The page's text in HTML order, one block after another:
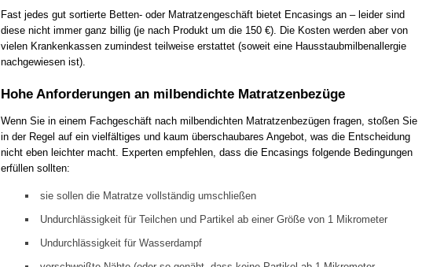
Fast jedes gut sortierte Betten- oder Matratzengeschäft bietet Encasings an – leider sind
diese nicht immer ganz billig (je nach Produkt um die 150 €). Die Kosten werden aber von
vielen Krankenkassen zumindest teilweise erstattet (soweit eine Hausstaubmilbenallergie
nachgewiesen ist).
Hohe Anforderungen an milbendichte Matratzenbezüge
Wenn Sie in einem Fachgeschäft nach milbendichten Matratzenbezügen fragen, stoßen Sie
in der Regel auf ein vielfältiges und kaum überschaubares Angebot, was die Entscheidung
nicht eben leichter macht. Experten empfehlen, dass die Encasings folgende Bedingungen
erfüllen sollten:
sie sollen die Matratze vollständig umschließen
Undurchlässigkeit für Teilchen und Partikel ab einer Größe von 1 Mikrometer
Undurchlässigkeit für Wasserdampf